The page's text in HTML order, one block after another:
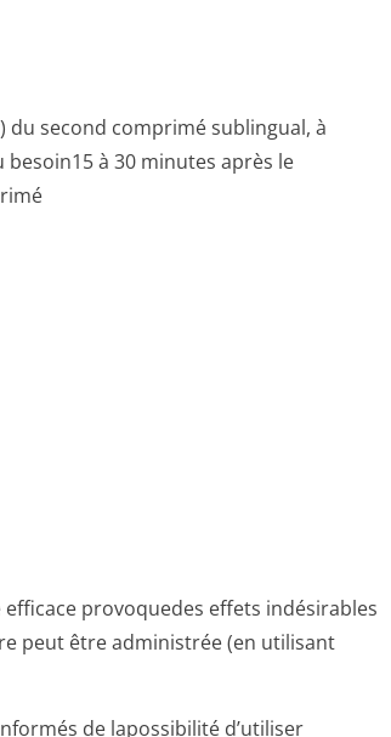
du second comprimé sublingual, à
à 30 minutes après le
provoquedes effets indésirables
peut être administrée (en utilisant
de lapossibilité d’utiliser